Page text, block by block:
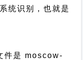
统识别，也就是
件是 moscow-